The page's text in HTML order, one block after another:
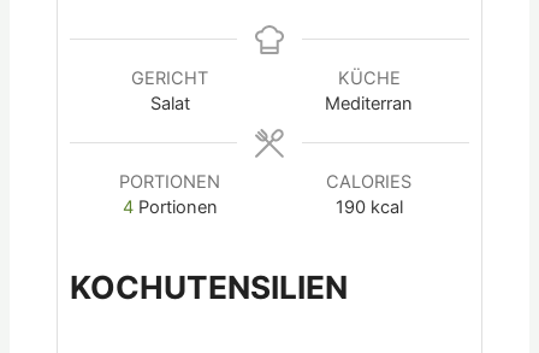
GERICHT
Salat
KÜCHE
Mediterran
PORTIONEN
4 Portionen
CALORIES
190 kcal
KOCHUTENSILIEN